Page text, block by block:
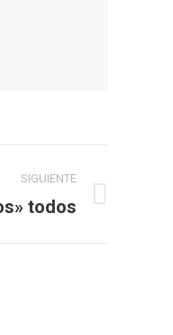
SIGUIENTE
todos